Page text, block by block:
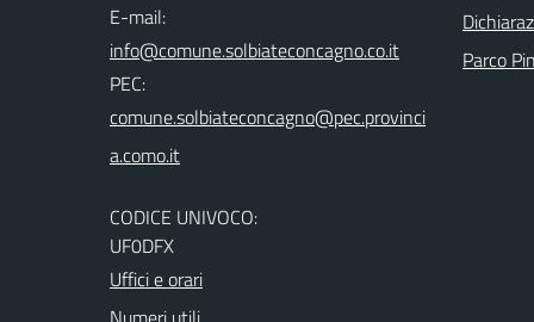
E-mail:
PEC:
CODICE UNIVOCO:
UF0DFX
Uffici e orari
Parco